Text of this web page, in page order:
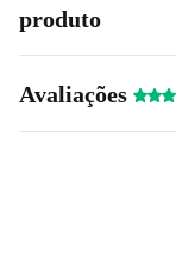
produto
Avaliações